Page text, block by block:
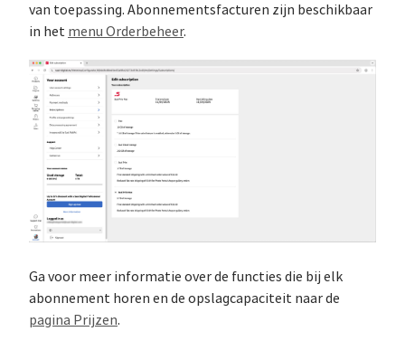
van toepassing. Abonnementsfacturen zijn beschikbaar
in het menu Orderbeheer.
Ga voor meer informatie over de functies die bij elk
abonnement horen en de opslagcapaciteit naar de
pagina Prijzen.